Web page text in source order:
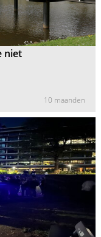
niet
10 maanden